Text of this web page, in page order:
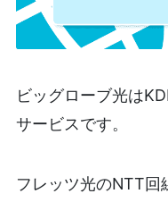
ビッグローブ光は
サービスです。
フレッツ光のNTT回